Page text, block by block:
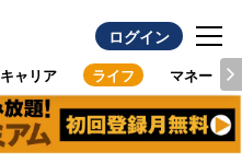
ログイン
キャリア ライフ マネー